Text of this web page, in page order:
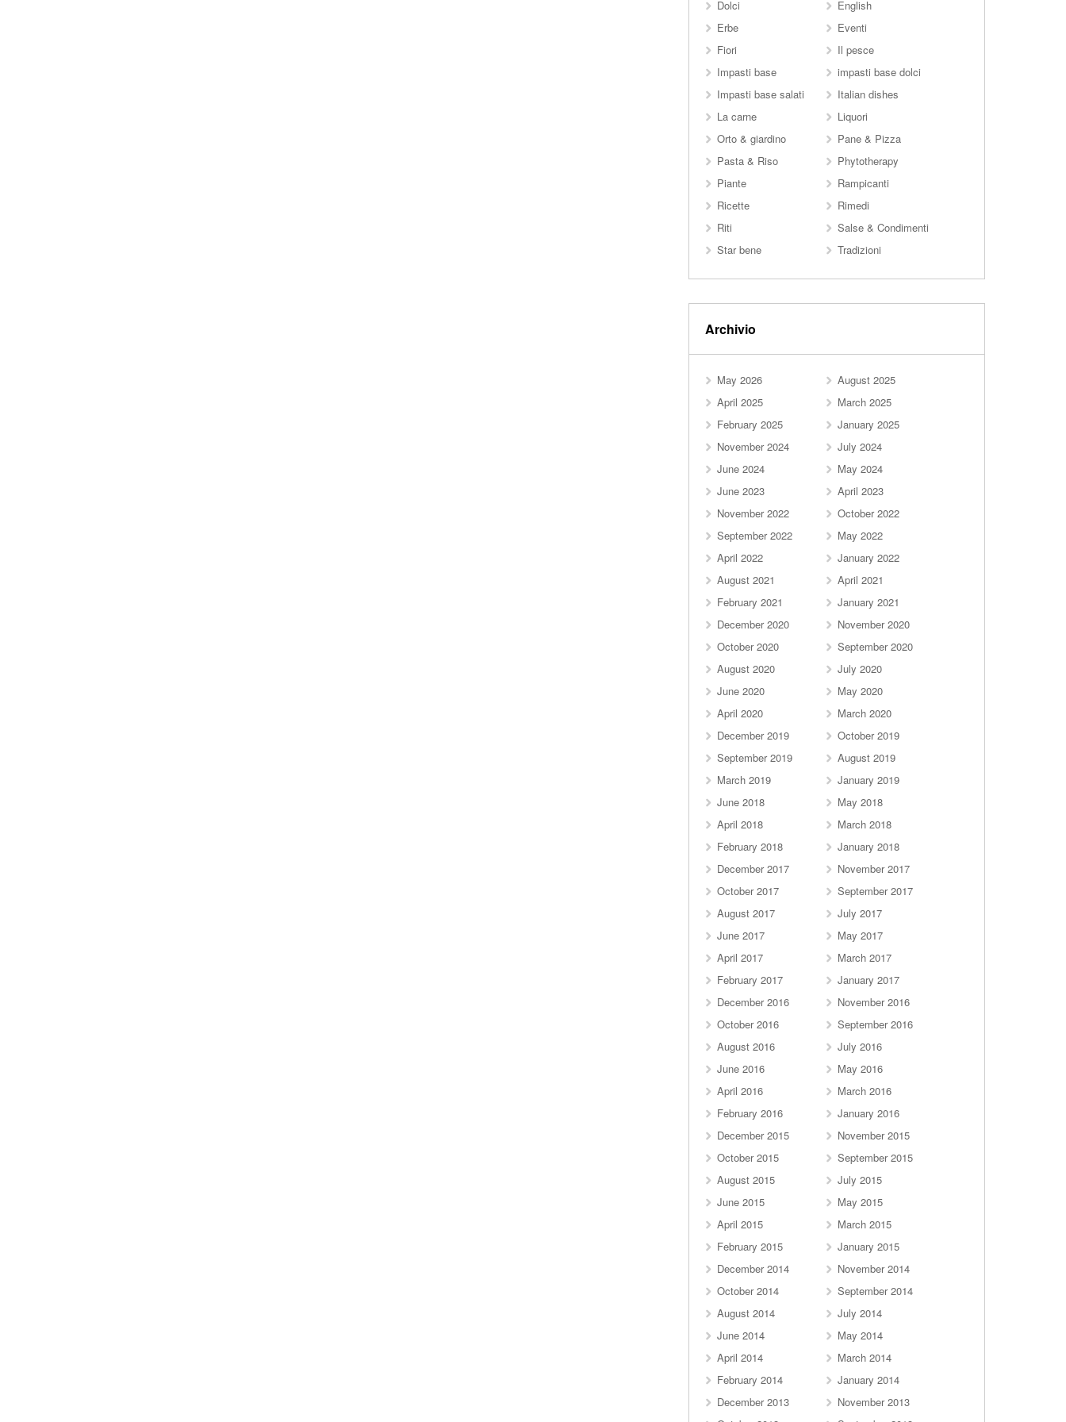
Dolci
English
Erbe
Eventi
Fiori
Il pesce
Impasti base
impasti base dolci
Impasti base salati
Italian dishes
La carne
Liquori
Orto & giardino
Pane & Pizza
Pasta & Riso
Phytotherapy
Piante
Rampicanti
Ricette
Rimedi
Riti
Salse & Condimenti
Star bene
Tradizioni
Archivio
May 2026
August 2025
April 2025
March 2025
February 2025
January 2025
November 2024
July 2024
June 2024
May 2024
June 2023
April 2023
November 2022
October 2022
September 2022
May 2022
April 2022
January 2022
August 2021
April 2021
February 2021
January 2021
December 2020
November 2020
October 2020
September 2020
August 2020
July 2020
June 2020
May 2020
April 2020
March 2020
December 2019
October 2019
September 2019
August 2019
March 2019
January 2019
June 2018
May 2018
April 2018
March 2018
February 2018
January 2018
December 2017
November 2017
October 2017
September 2017
August 2017
July 2017
June 2017
May 2017
April 2017
March 2017
February 2017
January 2017
December 2016
November 2016
October 2016
September 2016
August 2016
July 2016
June 2016
May 2016
April 2016
March 2016
February 2016
January 2016
December 2015
November 2015
October 2015
September 2015
August 2015
July 2015
June 2015
May 2015
April 2015
March 2015
February 2015
January 2015
December 2014
November 2014
October 2014
September 2014
August 2014
July 2014
June 2014
May 2014
April 2014
March 2014
February 2014
January 2014
December 2013
November 2013